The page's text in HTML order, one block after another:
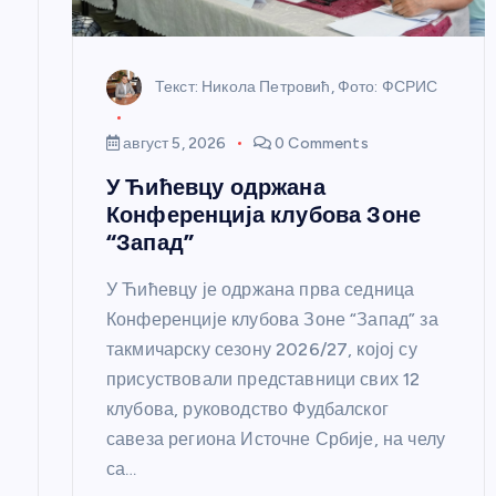
Текст: Никола Петровић, Фото: ФСРИС
август 5, 2026 0 Comments
У Ћићевцу одржана
Конференција клубова Зоне
“Запад”
У Ћићевцу је одржана прва седница
Конференције клубова Зоне “Запад” за
такмичарску сезону 2026/27, којој су
присуствовали представници свих 12
клубова, руководство Фудбалског
савеза региона Источне Србије, на челу
са…